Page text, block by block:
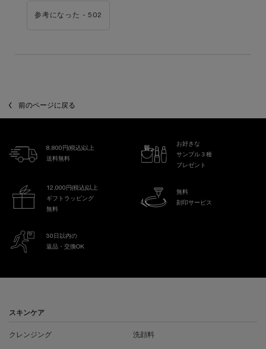
参考になった -502
前のページに戻る
8,800円(税込)以上
送料無料
お好きな
サンプル３種
プレゼント
12,000円(税込)以上
ギフトラッピング
無料
無料
刻印サービス
30日以内の
返品・交換OK
スキンケア
クレンジング 洗顔料